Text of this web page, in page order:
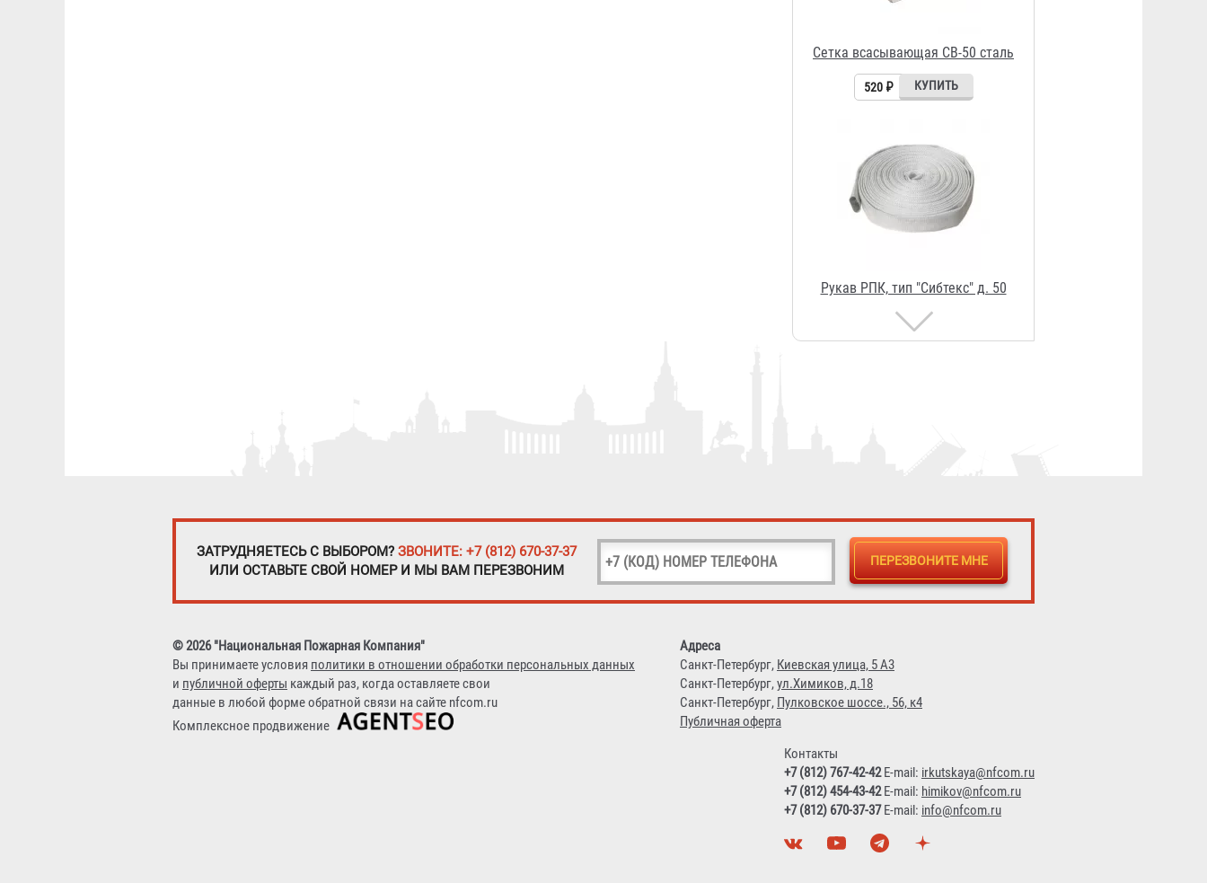
Рукав РПК, тип "Сибтекс" д. 50
мм
Головка муфтовая ГМ-50
145 ₽
ЗАТРУДНЯЕТЕСЬ С ВЫБОРОМ? ЗВОНИТЕ: +7 (812) 670-37-37
ИЛИ ОСТАВЬТЕ СВОЙ НОМЕР И МЫ ВАМ ПЕРЕЗВОНИМ
© 2026 "Национальная Пожарная Компания"
Вы принимаете условия политики в отношении обработки персональных данных
и публичной оферты каждый раз, когда оставляете свои
данные в любой форме обратной связи на сайте nfcom.ru
Комплексное продвижение
Адреса
Санкт-Петербург, Киевская улица, 5 А3
Санкт-Петербург,ул.Химиков, д.18
Санкт-Петербург, Пулковское шоссе., 56, к4
Публичная оферта
Контакты
+7 (812) 767-42-42E-mail: irkutskaya@nfcom.ru
+7 (812) 454-43-42E-mail: himikov@nfcom.ru
+7 (812) 670-37-37E-mail: info@nfcom.ru